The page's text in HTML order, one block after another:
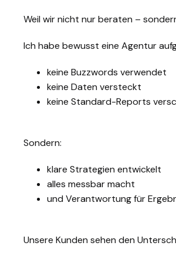
Weil wir nicht nur beraten –
Ich habe bewusst eine Agentur
keine Buzzwords verwendet
keine Daten versteckt
keine Standard-Reports
Sondern:
klare Strategien entwickelt
alles messbar macht
und Verantwortung für
Unsere Kunden sehen den